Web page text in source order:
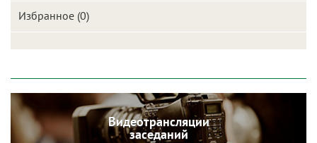
Избранное (0)
Видеотрансляции
заседаний